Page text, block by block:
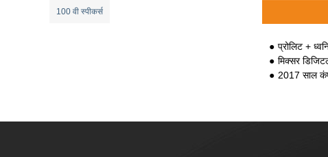
100 वी स्पीकर्स
प्रोलिट +
मिक्सर
2017 साल